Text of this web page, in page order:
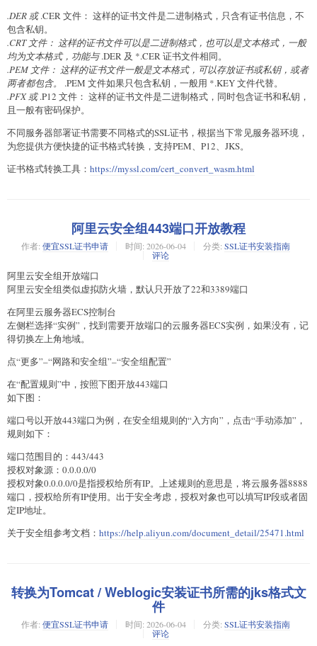
.DER 或.CER 文件： 这样的证书文件是二进制格式，只含有证书信息，不
包含私钥。
.CRT 文件： 这样的证书文件可以是二进制格式，也可以是文本格式，一般
均为文本格式，功能与.DER 及 *.CER 证书文件相同。
.PEM 文件： 这样的证书文件一般是文本格式，可以存放证书或私钥，或者
两者都包含。 .PEM 文件如果只包含私钥，一般用 *.KEY 文件代替。
.PFX 或.P12 文件： 这样的证书文件是二进制格式，同时包含证书和私钥，
且一般有密码保护。
不同服务器部署证书需要不同格式的SSL证书，根据当下常见服务器环境，
为您提供方便快捷的证书格式转换，支持PEM、P12、JKS。
证书格式转换工具： https://myssl.com/cert_convert_wasm.html
阿里云安全组443端口开放教程
作者: 便宜SSL证书申请 时间: 2026-06-04 分类: SSL证书安装指南
评论
阿里云安全组开放端口
阿里云安全组类似虚拟防火墙，默认只开放了22和3389端口
在阿里云服务器ECS控制台
左侧栏选择“实例”，找到需要开放端口的云服务器ECS实例，如果没有，记
得切换左上角地域。
点“更多”–“网路和安全组”–“安全组配置”
在“配置规则”中，按照下图开放443端口
如下图：
端口号以开放443端口为例，在安全组规则的“入方向”，点击“手动添加”，
规则如下：
端口范围目的：443/443
授权对象源：0.0.0.0/0
授权对象0.0.0.0/0是指授权给所有IP。上述规则的意思是，将云服务器8888
端口，授权给所有IP使用。出于安全考虑，授权对象也可以填写IP段或者固
定IP地址。
关于安全组参考文档： https://help.aliyun.com/document_detail/25471.html
转换为Tomcat / Weblogic安装证书所需的jks格式文
件
作者: 便宜SSL证书申请 时间: 2026-06-04 分类: SSL证书安装指南
评论